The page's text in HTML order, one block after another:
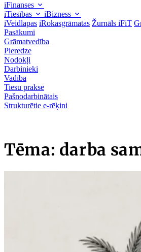
iFinanses
iTiesības
iBizness
iVeidlapas iRokasgrāmatas Žurnāls iFiT
Pasākumi
Grāmatvedība
Pieredze
Nodokļi
Darbinieki
Vadība
Tiesu prakse
Pašnodarbinātais
Strukturētie e-rēķini
Tēma: darba